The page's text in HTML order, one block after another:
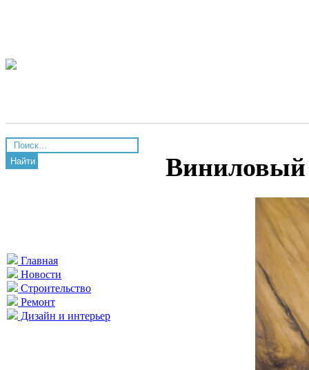
Найти
Главная
Новости
Строительство
Ремонт
Дизайн и интерьер
Виниловый